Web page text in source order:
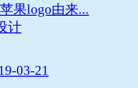
果logo由来...
03-21